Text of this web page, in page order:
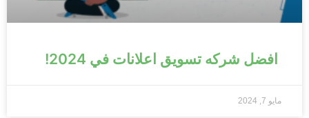
افضل شركه تسويق اعلانات في 2024!
مايو 7, 2024